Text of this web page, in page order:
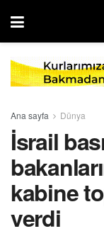
Ana sayfa Dünya
İsrail
kabine
verdi